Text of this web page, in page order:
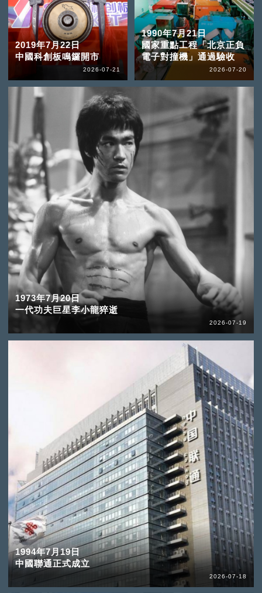
2019年7月22日
中國科創板鳴鑼開市
2026-07-21
1990年7月21日
國家重點工程「北京正負
電子對撞機」通過驗收
2026-07-20
1973年7月20日
一代功夫巨星李小龍猝逝
2026-07-19
1994年7月19日
中國聯通正式成立
2026-07-18